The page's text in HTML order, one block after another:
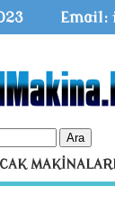
Email: